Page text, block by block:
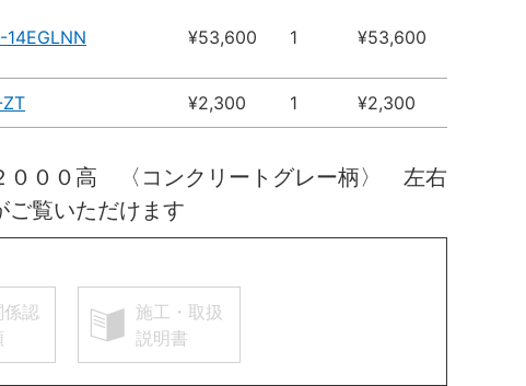
14EGLNN ¥53,600 1 ¥53,600
¥2,300 1 ¥2,300
００高 〈コンクリートグレー柄〉 左右
覧いただけます
係認
施工・取扱
説明書